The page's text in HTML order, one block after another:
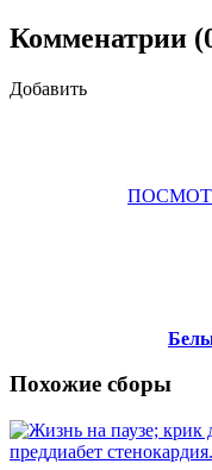
Комменатрии
Добавить
Похожие сборы